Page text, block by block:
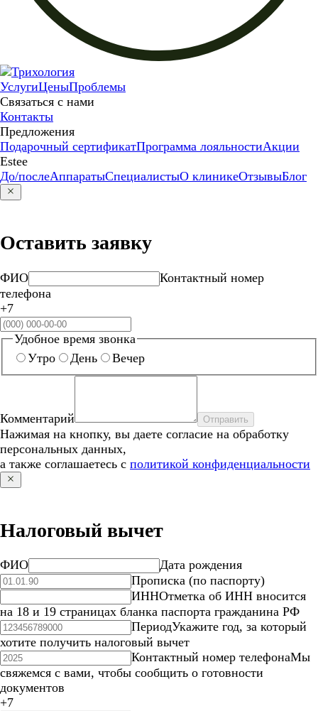
УслугиЦеныПроблемы
Связаться с нами
Контакты
Предложения
Подарочный сертификатПрограмма лояльностиАкции
Estee
До/послеАппаратыСпециалистыО клиникеОтзывыБлог
Оставить заявку
ФИО
Контактный номер
телефона
+7
Удобное время звонка
Утро
День Вечер
Комментарий Отправить
Нажимая на кнопку, вы даете согласие на обработку
персональных данных,
а также соглашаетесь с политикой конфиденциальности
Налоговый вычет
ФИО
Дата рождения
Прописка (по паспорту)
ИННОтметка об ИНН вносится
на 18 и 19 страницах бланка паспорта гражданина РФ
ПериодУкажите год, за который
хотите получить налоговый вычет
Контактный номер телефонаМы
свяжемся с вами, чтобы сообщить о готовности
документов
+7